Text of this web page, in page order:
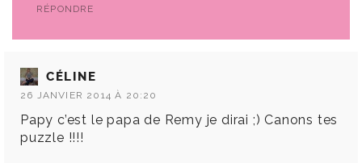
RÉPONDRE
CÉLINE
26 JANVIER 2014 À 20:20
Papy c’est le papa de Remy je dirai ;) Canons tes
puzzle !!!!